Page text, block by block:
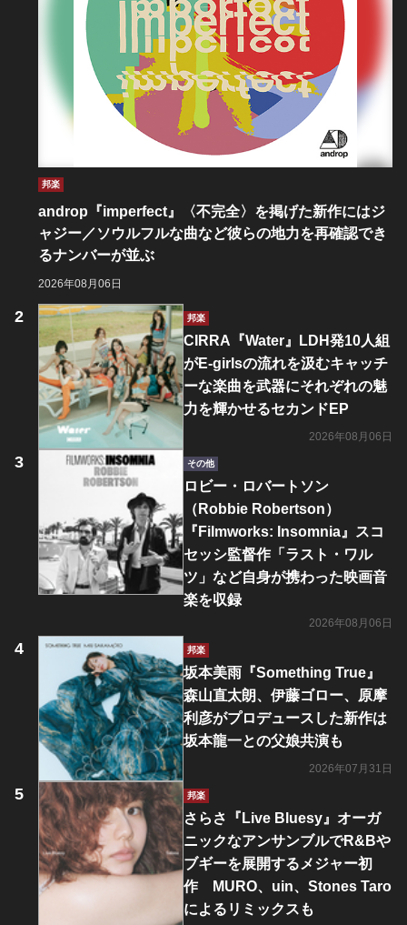
邦楽
androp『imperfect』〈不完全〉を掲げた新作にはジ
ャジー／ソウルフルな曲など彼らの地力を再確認でき
るナンバーが並ぶ
2026年08月06日
邦楽
CIRRA『Water』LDH発10人組
がE-girlsの流れを汲むキャッチ
ーな楽曲を武器にそれぞれの魅
力を輝かせるセカンドEP
2026年08月06日
その他
ロビー・ロバートソン
（Robbie Robertson）
『Filmworks: Insomnia』スコ
セッシ監督作「ラスト・ワル
ツ」など自身が携わった映画音
楽を収録
2026年08月06日
邦楽
坂本美雨『Something True』
森山直太朗、伊藤ゴロー、原摩
利彦がプロデュースした新作は
坂本龍一との父娘共演も
2026年07月31日
邦楽
さらさ『Live Bluesy』オーガ
ニックなアンサンブルでR&Bや
ブギーを展開するメジャー初
作 MURO、uin、Stones Taro
によるリミックスも